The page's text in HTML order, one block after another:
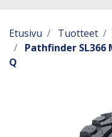
Etusivu Tuotteet
Pathfinder SL366
Q